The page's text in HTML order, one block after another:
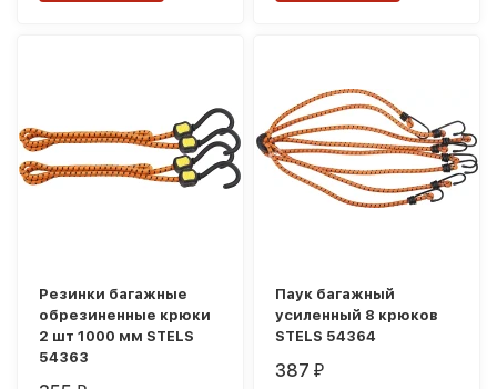
Резинки багажные
обрезиненные крюки
2 шт 1000 мм STELS
54363
Паук багажный
усиленный 8 крюков
STELS 54364
387₽